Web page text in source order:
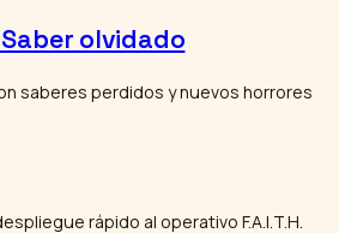
olvidado
saberes perdidos y nuevos horrores
rápido al operativo F.A.I.T.H.